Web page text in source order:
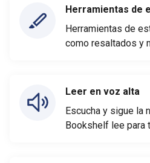
Herramientas de
Herramientas de
como resaltados y
Leer en voz alta
Escucha y sigue la
Bookshelf lee para